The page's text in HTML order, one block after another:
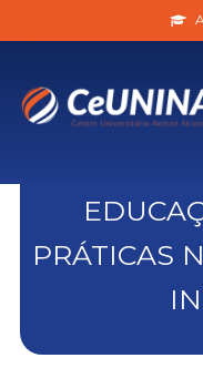
PRÁTICAS